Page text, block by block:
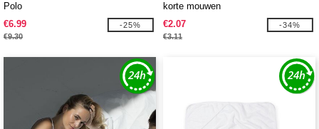
Polo
€6.99
€9.30
-25%
korte mouwen
€2.07
€3.11
-34%